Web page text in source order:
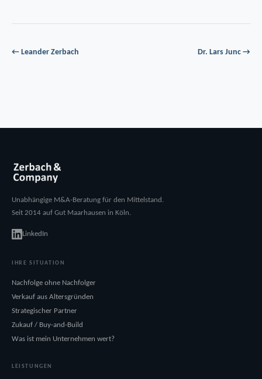
← Leander Zerbach Dr. Lars Junc →
Unabhängige M&A-Beratung für den Mittelstand.
Seit 2014 auf Gut Maarhausen in Köln.
LinkedIn
IHRE SITUATION
Nachfolge ohne Nachfolger
Verkauf aus Altersgründen
Strategischer Partner
Zukauf / Buy-and-Build
Was ist mein Unternehmen wert?
LEISTUNGEN